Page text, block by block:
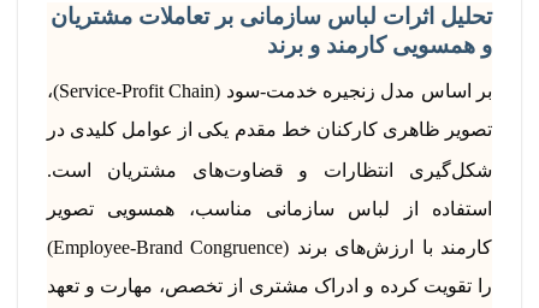
تحلیل اثرات لباس سازمانی بر تعاملات مشتریان
و همسویی کارمند و برند
بر اساس مدل زنجیره خدمت-سود (Service-Profit Chain)،
تصویر ظاهری کارکنان خط مقدم یکی از عوامل کلیدی در
شکل‌گیری انتظارات و قضاوت‌های مشتریان است.
استفاده از لباس سازمانی مناسب، همسویی تصویر
کارمند با ارزش‌های برند (Employee-Brand Congruence)
را تقویت کرده و ادراک مشتری از تخصص، مهارت و تعهد